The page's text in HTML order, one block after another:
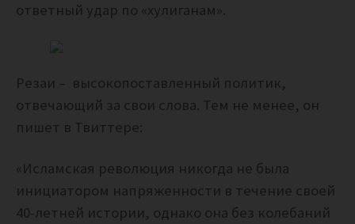
ответный удар по «хулиганам».
Резаи – высокопоставленный политик,
отвечающий за свои слова. Тем не менее, он
пишет в Твиттере:
«Исламская революция никогда не была
инициатором напряженности в течение своей
40-летней истории, однако она без колебаний